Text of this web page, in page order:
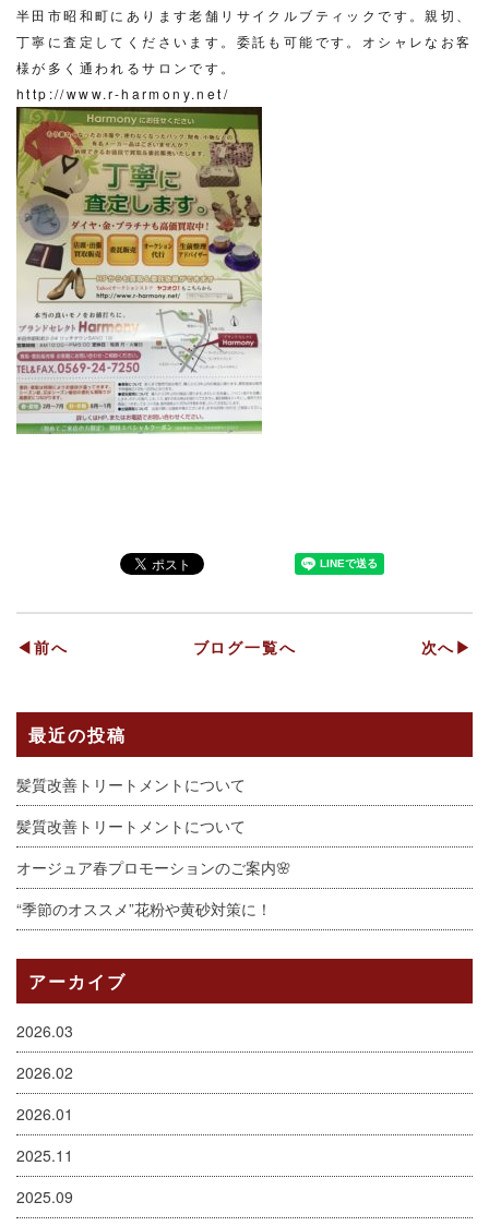
半田市昭和町にあります老舗リサイクルブティックです。親切、
丁寧に査定してくださいます。委託も可能です。オシャレなお客
様が多く通われるサロンです。
http://www.r-harmony.net/
◀前へ ブログ一覧へ 次へ▶
最近の投稿
髪質改善トリートメントについて
髪質改善トリートメントについて
オージュア春プロモーションのご案内🌸
“季節のオススメ”花粉や黄砂対策に！
アーカイブ
2026.03
2026.02
2026.01
2025.11
2025.09